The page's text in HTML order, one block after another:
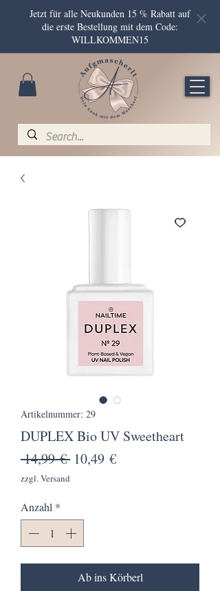
Jetzt für alle Neukunden 15 % Rabatt auf
die erste Bestellung mit dem Code:
WILLKOMMEN15
Artikelnummer: 29
DUPLEX Bio UV Sweetheart
14,99 € Standardpreis
10,49 €Sale-
zzgl. Versand
Anzahl *
Ab ins Körberl